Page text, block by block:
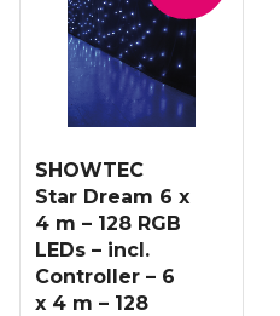
SHOWTEC
Star Dream 6 x
4 m – 128 RGB
LEDs – incl.
Controller – 6
x 4 m – 128